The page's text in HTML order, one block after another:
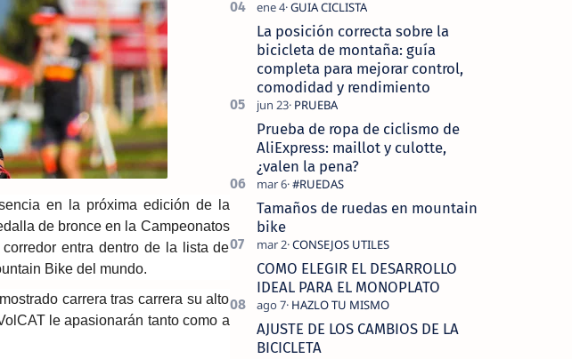
en la próxima edición de la
de bronce en la Campeonatos
entra dentro de la lista de
Bike del mundo.
carrera tras carrera su alto
le apasionarán tanto como a
La posición correcta sobre la
bicicleta de montaña: guía
completa para mejorar control,
comodidad y rendimiento
Prueba de ropa de ciclismo de
AliExpress: maillot y culotte,
¿valen la pena?
Tamaños de ruedas en mountain
bike
COMO ELEGIR EL DESARROLLO
IDEAL PARA EL MONOPLATO
AJUSTE DE LOS CAMBIOS DE LA
BICICLETA